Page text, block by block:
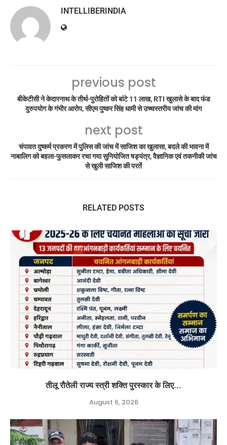
INTELLIBERINDIA
previous post
बीकेटीसी ने केदारनाथ के तीर्थ-पुरोहितों को बांटे 11 लाख, RTI खुलासे के बाद फंड
दुरुपयोग के गंभीर आरोप, सीएम पुष्कर सिंह धामी से उच्चस्तरीय जांच की मांग
next post
चंपावत दुष्कर्म प्रकरण में पुलिस की जांच में साजिश का खुलासा, बदले की भावना में
नाबालिग को बहला-फुसलाकर रचा गया सुनियोजित षड्यंत्र, वैज्ञानिक एवं तकनीकी जांच
से खुली साजिश की परतें
RELATED POSTS
तीलू रौतेली राज्य स्त्री शक्ति पुरस्कार के लिए...
August 6, 2026